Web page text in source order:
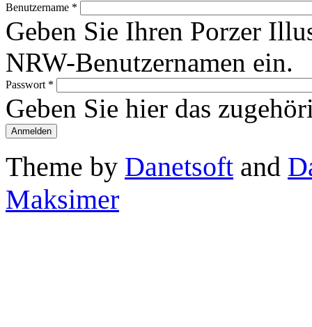
Benutzername *
Geben Sie Ihren Porzer
NRW-Benutzernamen ein.
Passwort *
Geben Sie hier das
Theme by Danetsoft and
Maksimer